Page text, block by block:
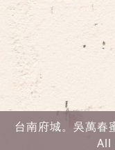
台南府城。吳萬
All